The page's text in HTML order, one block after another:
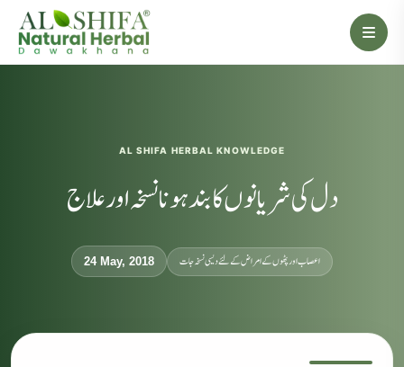
AL SHIFA HERBAL KNOWLEDGE
دل کی شریانوں کا بند ہونا نسخہ اور علاج
24 May, 2018 اعصاب اور پٹھوں کے امراض کےلئے دیسی نسخہ جات